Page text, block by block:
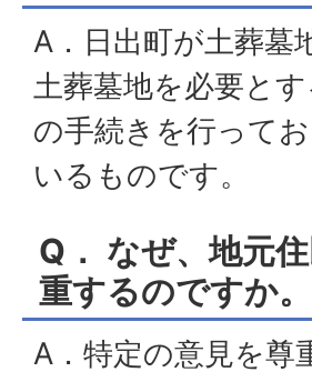
A．日出町が土葬墓
土葬墓地を必要と
の手続きを行って
いるものです。
Q． なぜ、地元
重するのですか。
A．特定の意見を尊